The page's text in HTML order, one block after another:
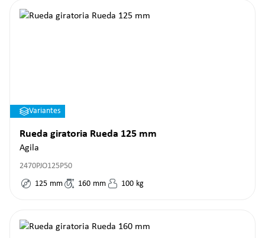
Variantes
Rueda giratoria Rueda 125 mm
Agila
2470PJO125P50
125 mm 160 mm 100 kg